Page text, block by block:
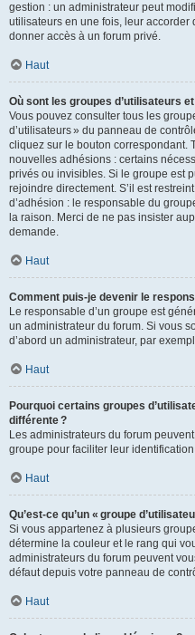
gestion : un administrateur peut
utilisateurs en une fois, leur
donner accès à un forum privé.
Haut
Où sont les groupes d’utilisateurs
Vous pouvez consulter tous les
d’utilisateurs » du panneau de
cliquez sur le bouton correspondant.
nouvelles adhésions : certains
privés ou invisibles. Si le groupe est
rejoindre directement. S’il est
d’adhésion : le responsable du
la raison. Merci de ne pas insister
demande.
Haut
Comment puis-je devenir le
Le responsable d’un groupe est
un administrateur du forum. Si vous
d’abord un administrateur, par
Haut
Pourquoi certains groupes
différente ?
Les administrateurs du forum
groupe pour faciliter leur
Haut
Qu’est-ce qu’un « groupe
Si vous appartenez à plusieurs
détermine la couleur et le rang qui
administrateurs du forum peuvent
défaut depuis votre panneau de
Haut